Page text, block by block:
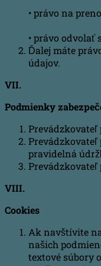
• právo na
• právo
Ďalej máte
údajov.
VII.
Podmienky
Prevádzkovateľ
pravidelná
Prevádzkovateľ
VIII.
Cookies
Ak navštívite
našich
textové súbory